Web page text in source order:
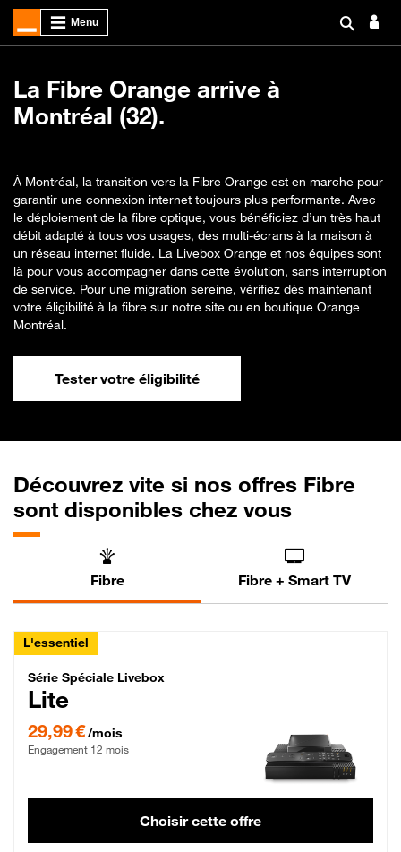
La Fibre Orange arrive à
Montréal (32).
À Montréal, la transition vers la Fibre Orange est en marche pour
garantir une connexion internet toujours plus performante. Avec
le déploiement de la fibre optique, vous bénéficiez d’un très haut
débit adapté à tous vos usages, des multi-écrans à la maison à
un réseau internet fluide. La Livebox Orange et nos équipes sont
là pour vous accompagner dans cette évolution, sans interruption
de service. Pour une migration sereine, vérifiez dès maintenant
votre éligibilité à la fibre sur notre site ou en boutique Orange
Montréal.
Tester votre éligibilité
Découvrez vite si nos offres Fibre
sont disponibles chez vous
Fibre Fibre + Smart TV
L'essentiel
Série Spéciale Livebox Lite Fibre
Série Spéciale Livebox
Lite
29,99 €/mois
Engagement 12 mois
Choisir cette offre